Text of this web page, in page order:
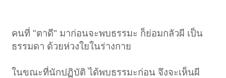
คนที่ "ตาดี" มาก่อนจะพบธรรมะ ก็ย่อมกลัวผี เป็น
ธรรมดา ด้วยห่วงใยในร่างกาย
ในขณะที่นักปฏิบัติ ได้พบธรรมะก่อน จึงจะเห็นผี